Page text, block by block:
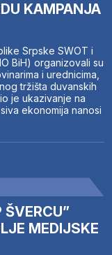
KAMPANJA
Srpske SWOT i
BiH) organizovali su
i urednicima,
tržišta duvanskih
je ukazivanje na
ekonomija nanosi
ŠVERCU”
MEDIJSKE